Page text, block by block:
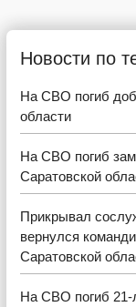
Новости по
На СВО погиб
области
На СВО погиб
Саратовской
Прикрывал
вернулся
Саратовской
На СВО погиб 21-